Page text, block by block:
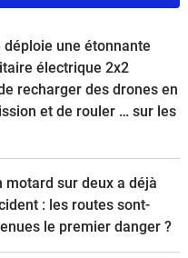
déploie une étonnante
électrique 2x2
recharger des drones en
et de rouler … sur les
motard sur deux a déjà
: les routes sont-
le premier danger ?